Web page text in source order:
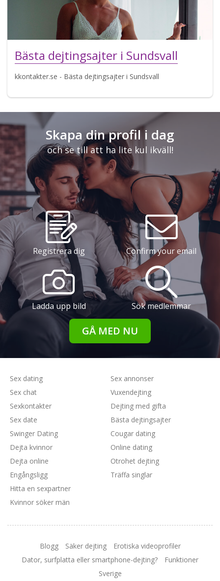
Bästa dejtingsajter i Sundsvall
kkontakter.se - Bästa dejtingsajter i Sundsvall
Skapa din profil i dag
och se till att ha lite kul ikväll!
Registrera dig Confirm your email
Ladda upp bild Sök medlemmar
GÅ MED NU
Sex dating
Sex chat
Sexkontakter
Sex date
Swinger Dating
Sex annonser
Vuxendejting
Dejting med gifta
Bästa dejtingsajter
Cougar dating
Dejta kvinnor
Dejta online
Engångsligg
Hitta en sexpartner
Kvinnor söker män
Online dating
Otrohet dejting
Träffa singlar
Blogg Säker dejting
Erotiska videoprofiler
Dator, surfplatta eller smartphone-dejting?
Funktioner
Sverige